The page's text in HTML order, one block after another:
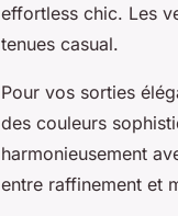
effortless chic. Les
tenues casual.
Pour vos sorties
des couleurs
harmonieusement
entre raffinement et